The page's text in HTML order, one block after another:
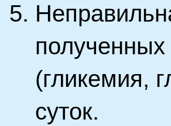
(гликемия,
суток.